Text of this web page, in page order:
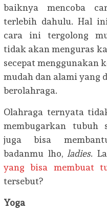
baiknya mencoba
terlebih dahulu. Hal
cara ini tergolong
tidak akan menguras
secepat menggunakan
mudah dan alami yang
berolahraga.
Olahraga ternyata
membugarkan tubuh
juga bisa
badanmu lho, ladies.
yang bisa membuat
tersebut?
Yoga